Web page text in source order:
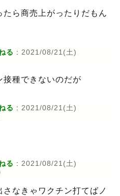
ら商売上がったりだもん
る : 2021/08/21(土)
接種できないのだが
る : 2021/08/21(土)
る : 2021/08/21(土)
なきゃワクチン打てばノ